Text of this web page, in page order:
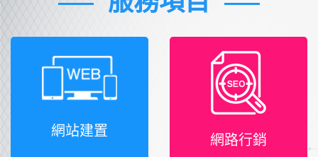
網站建置
網路行銷